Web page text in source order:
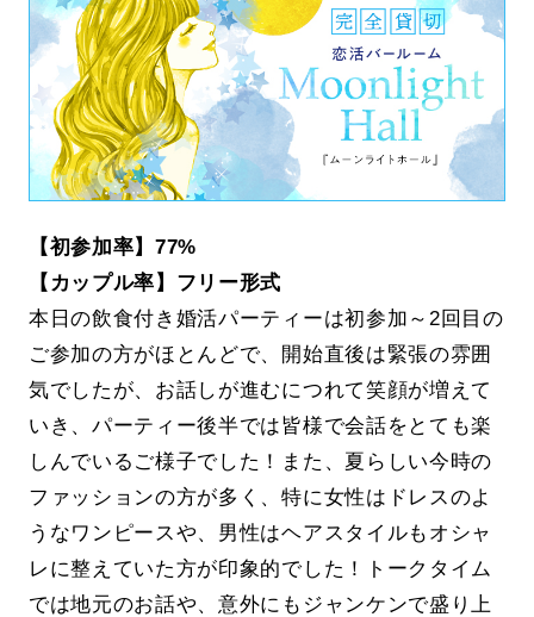
【初参加率】77%
【カップル率】フリー形式
本日の飲食付き婚活パーティーは初参加～2回目の
ご参加の方がほとんどで、開始直後は緊張の雰囲
気でしたが、お話しが進むにつれて笑顔が増えて
いき、パーティー後半では皆様で会話をとても楽
しんでいるご様子でした！また、夏らしい今時の
ファッションの方が多く、特に女性はドレスのよ
うなワンピースや、男性はヘアスタイルもオシャ
レに整えていた方が印象的でした！トークタイム
では地元のお話や、意外にもジャンケンで盛り上